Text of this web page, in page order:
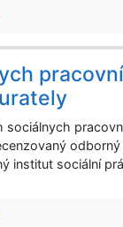
sociálnych
institut sociální